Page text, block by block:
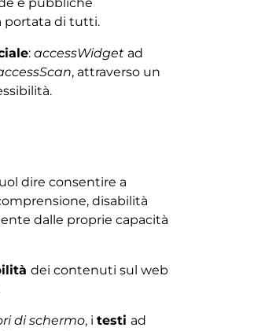
e pubbliche
portata di tutti.
: accessWidget ad
, attraverso un
dire consentire a
disabilità
dalle proprie capacità
dei contenuti sul web
di schermo, i testi ad